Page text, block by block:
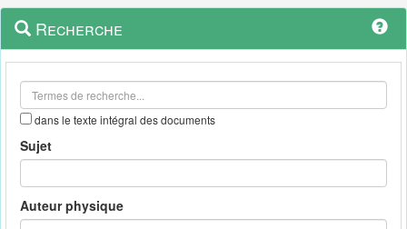
Navigation
outils
Menu
contextuel
Recherche
dans le texte intégral des documents
Sujet
Auteur physique